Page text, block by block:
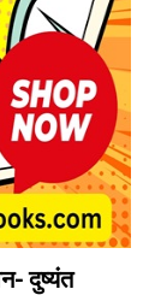
दुष्यंत